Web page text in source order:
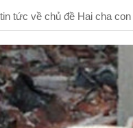
tức về chủ đề Hai cha